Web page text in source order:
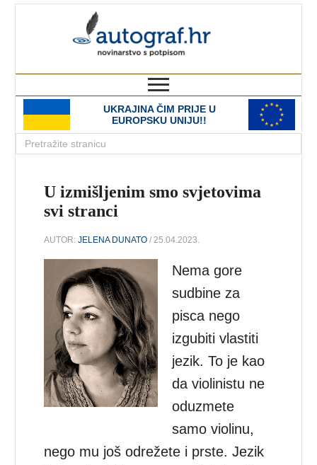
UKRAJINA ČIM PRIJE U
EUROPSKU UNIJU!!
U izmišljenim smo svjetovima
svi stranci
AUTOR:JELENA DUNATO / 25.04.2023.
Nema gore
sudbine za
pisca nego
izgubiti vlastiti
jezik. To je kao
da violinistu ne
oduzmete
samo violinu,
nego mu još odrežete i prste. Jezik